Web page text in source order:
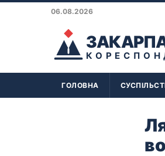
06.08.2026
ГОЛОВНА